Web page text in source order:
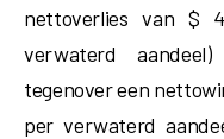
nettoverlies van $
verwaterd
tegenover een
per verwaterd